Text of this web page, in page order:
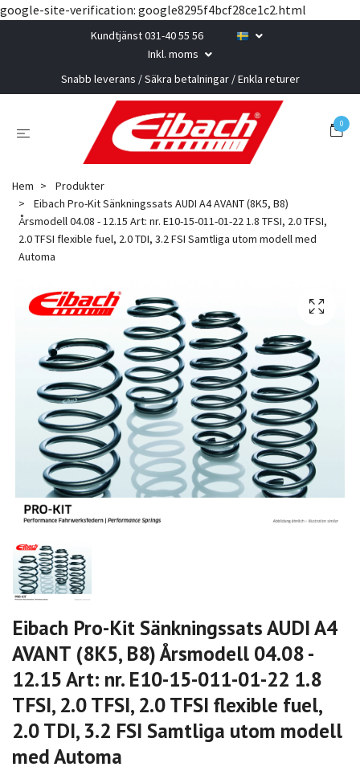
google-site-verification: google8295f4bcf28ce1c2.html
Kundtjänst 031-40 55 56
Inkl. moms
Snabb leverans / Säkra betalningar / Enkla returer
0
Hem
Produkter
Eibach Pro-Kit Sänkningssats AUDI A4 AVANT (8K5, B8)
Årsmodell 04.08 - 12.15 Art: nr. E10-15-011-01-22 1.8 TFSI, 2.0 TFSI,
2.0 TFSI flexible fuel, 2.0 TDI, 3.2 FSI Samtliga utom modell med
Automa
Eibach Pro-Kit Sänkningssats AUDI A4
AVANT (8K5, B8) Årsmodell 04.08 -
12.15 Art: nr. E10-15-011-01-22 1.8
TFSI, 2.0 TFSI, 2.0 TFSI flexible fuel,
2.0 TDI, 3.2 FSI Samtliga utom modell
med Automa